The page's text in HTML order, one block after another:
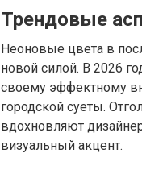
Трендовые
Неоновые цвета в
новой силой. В 2026
своему эффектному
городской суеты.
вдохновляют
визуальный акцент.